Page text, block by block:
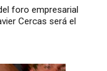
foro empresarial
Cercas será el